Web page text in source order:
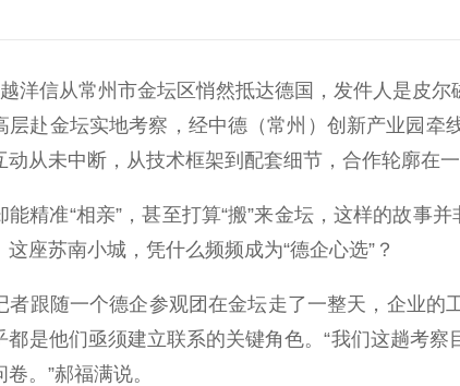
信从常州市金坛区悄然抵达德国，发件人是皮尔
层赴金坛实地考察，经中德（常州）创新产业园
动从未中断，从技术框架到配套细节，合作轮廓在
准“相亲”，甚至打算“搬”来金坛，这样的故事
座苏南小城，凭什么频频成为“德企心选”？
随一个德企参观团在金坛走了一整天，企业的
都是他们亟须建立联系的关键角色。“我们这趟考
。”郝福满说。